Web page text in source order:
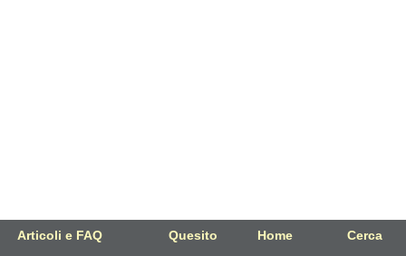
Articoli e FAQ Quesito Home Cerca